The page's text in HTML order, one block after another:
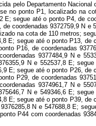
pelo Departamento Nacional
no ponto P1, localizado na
segue até o ponto P4, de
coordenadas 9372759,9 N e
na cota de 110 metros;
E; segue até o ponto P13, de
P16, de coordenadas
9377484,9 N e
N e 552537,8 E;
E; segue até o ponto P26, de
P29, de coordenadas
9374961,7 N e
N e 549346,6 E;
E; segue até o ponto P39, de
N e 547688,8 E;
P44 com coordenadas